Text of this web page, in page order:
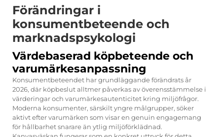
Förändringar i
konsumentbeteende och
marknadspsykologi
Värdebaserad köpbeteende och
varumärkesanpassning
Konsumentbeteendet har grundläggande förändrats år
2026, där köpbeslut alltmer påverkas av överensstämmelse i
värderingar och varumärkesautenticitet kring miljöfrågor.
Moderna konsumenter, särskilt yngre målgrupper, söker
aktivt efter varumärken som visar en genuin engagemang
för hållbarhet snarare än ytlig miljöförklädnad.